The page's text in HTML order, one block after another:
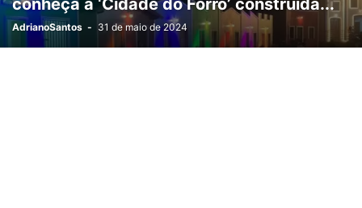
conheça a ‘Cidade do Forró’ construída...
AdrianoSantos - 31 de maio de 2024